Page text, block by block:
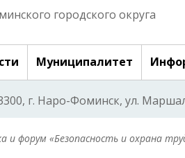
городского округа
Муниципалитет
г. Наро-Фоминск, ул.
и форум «Безопасность и охрана